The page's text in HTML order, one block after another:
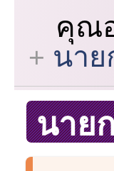
คุณ
นาย
นาย